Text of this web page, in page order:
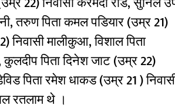
तरुण पिता कमल पडियार (उम्र 21)
निवासी मालीकुआ, विशाल पिता
कुलदीप पिता दिनेश जाट (उम्र 22)
पिता रमेश धाकड (उम्र 21 )
रतलाम थे ।